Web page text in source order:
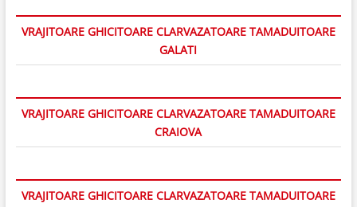
VRAJITOARE GHICITOARE CLARVAZATOARE TAMADUITOARE
GALATI
VRAJITOARE GHICITOARE CLARVAZATOARE TAMADUITOARE
CRAIOVA
VRAJITOARE GHICITOARE CLARVAZATOARE TAMADUITOARE